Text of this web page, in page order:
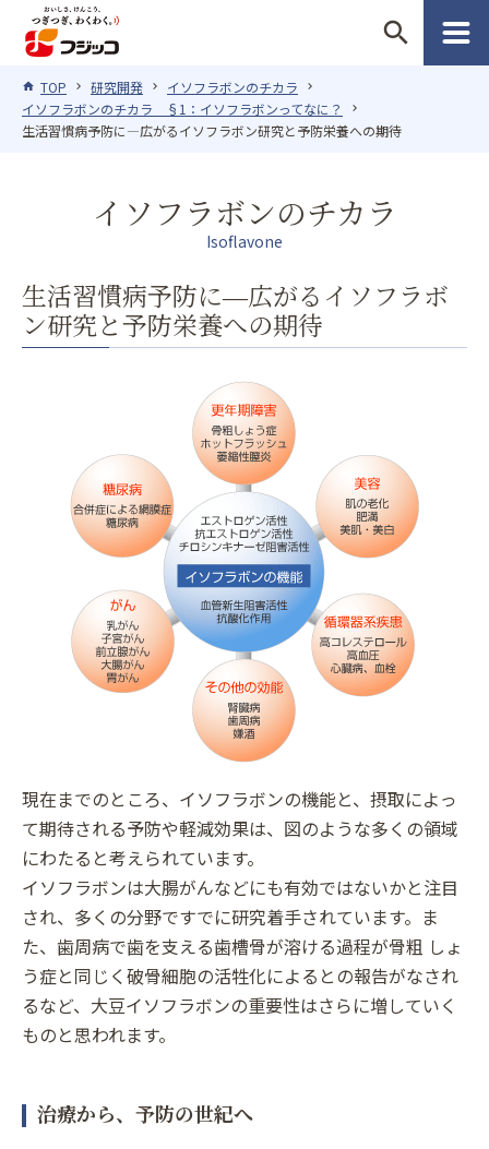
search
TOP 研究開発
イソフラボンのチカラ
イソフラボンのチカラ §1：イソフラボンってなに？
生活習慣病予防に―広がるイソフラボン研究と予防栄養への期待
イソフラボンのチカラ
Isoflavone
生活習慣病予防に―広がるイソフラボ
ン研究と予防栄養への期待
現在までのところ、イソフラボンの機能と、摂取によっ
て期待される予防や軽減効果は、図のような多くの領域
にわたると考えられています。
イソフラボンは大腸がんなどにも有効ではないかと注目
され、多くの分野ですでに研究着手されています。ま
た、歯周病で歯を支える歯槽骨が溶ける過程が骨粗 しょ
う症と同じく破骨細胞の活牲化によるとの報告がなされ
るなど、大豆イソフラボンの重要性はさらに増していく
ものと思われます。
治療から、予防の世紀へ